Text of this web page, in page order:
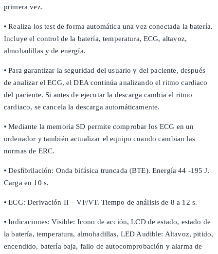
primera vez.
• Realiza los test de forma automática una vez conectada la batería.
Incluye el control de la batería, temperatura, ECG, altavoz,
almohadillas y de energía.
• Para garantizar la seguridad del usuario y del paciente, después
de analizar el ECG, el DEA continúa analizando el ritmo cardiaco
del paciente. Si antes de ejecutar la descarga cambia el ritmo
cardiaco, se cancela la descarga automáticamente.
• Mediante la memoria SD permite comprobar los ECG en un
ordenador y también actualizar el equipo cuando cambian las
normas de ERC.
• Desﬁbrilación: Onda bifásica truncada (BTE). Energía 44 -195 J.
Carga en 10 s.
• ECG: Derivación II – VF/VT. Tiempo de análisis de 8 a 12 s.
• Indicaciones: Visible: Icono de acción, LCD de estado, estado de
la batería, temperatura, almohadillas, LED Audible: Altavoz, pitido,
encendido, batería baja, fallo de autocomprobación y alarma de